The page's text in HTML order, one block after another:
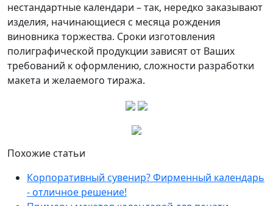
нестандартные календари – так, нередко заказывают
изделия, начинающиеся с месяца рождения
виновника торжества. Сроки изготовления
полиграфической продукции зависят от Ваших
требований к оформлению, сложности разработки
макета и желаемого тиража.
Похожие статьи
Корпоративный сувенир? Фирменный календарь
- отличное решение!